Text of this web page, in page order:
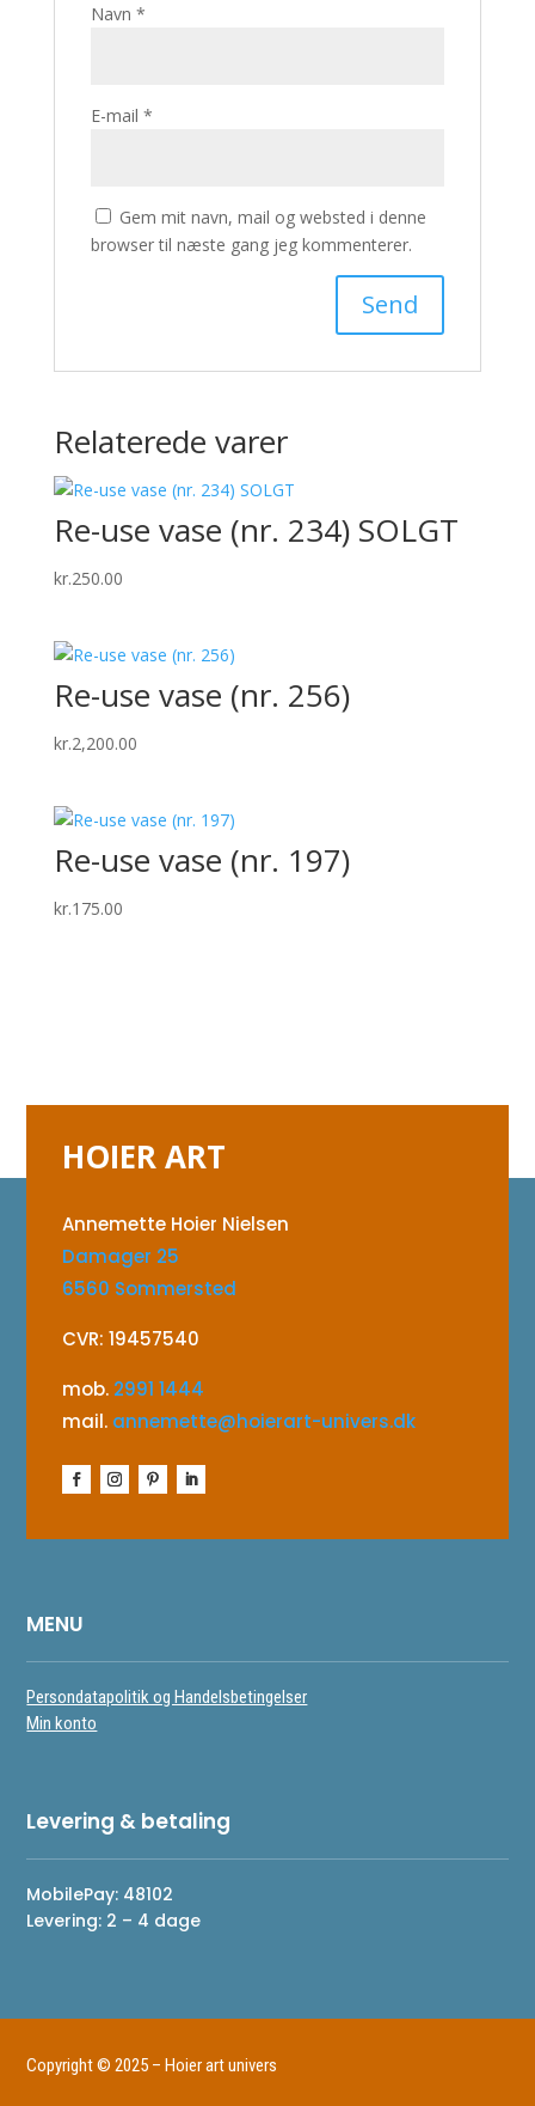
Navn *
E-mail *
Gem mit navn, mail og websted i denne
browser til næste gang jeg kommenterer.
Relaterede varer
Re-use vase (nr. 234) SOLGT
kr.250.00
Re-use vase (nr. 256)
kr.2,200.00
Re-use vase (nr. 197)
kr.175.00
HOIER ART
Annemette Hoier Nielsen
Damager 25
6560 Sommersted
CVR: 19457540
mob. 2991 1444
mail. annemette@hoierart-univers.dk
MENU
Persondatapolitik og Handelsbetingelser
Min konto
Levering & betaling
MobilePay: 48102
Levering: 2 – 4 dage
Copyright © 2025 – Hoier art univers